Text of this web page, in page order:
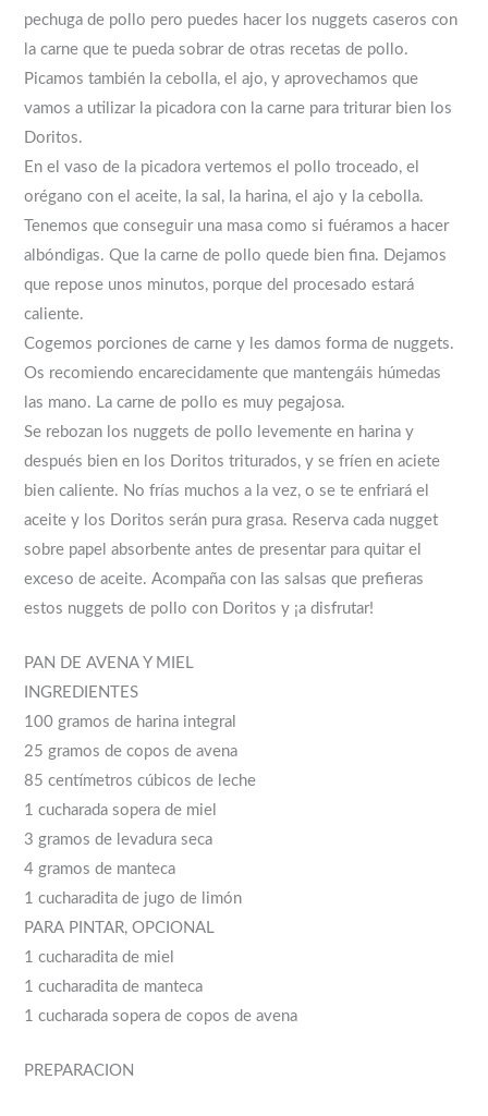
pechuga de pollo pero puedes hacer los nuggets caseros con
la carne que te pueda sobrar de otras recetas de pollo.
Picamos también la cebolla, el ajo, y aprovechamos que
vamos a utilizar la picadora con la carne para triturar bien los
Doritos.
En el vaso de la picadora vertemos el pollo troceado, el
orégano con el aceite, la sal, la harina, el ajo y la cebolla.
Tenemos que conseguir una masa como si fuéramos a hacer
albóndigas. Que la carne de pollo quede bien fina. Dejamos
que repose unos minutos, porque del procesado estará
caliente.
Cogemos porciones de carne y les damos forma de nuggets.
Os recomiendo encarecidamente que mantengáis húmedas
las mano. La carne de pollo es muy pegajosa.
Se rebozan los nuggets de pollo levemente en harina y
después bien en los Doritos triturados, y se fríen en aciete
bien caliente. No frías muchos a la vez, o se te enfriará el
aceite y los Doritos serán pura grasa. Reserva cada nugget
sobre papel absorbente antes de presentar para quitar el
exceso de aceite. Acompaña con las salsas que prefieras
estos nuggets de pollo con Doritos y ¡a disfrutar!
PAN DE AVENA Y MIEL
INGREDIENTES
100 gramos de harina integral
25 gramos de copos de avena
85 centímetros cúbicos de leche
1 cucharada sopera de miel
3 gramos de levadura seca
4 gramos de manteca
1 cucharadita de jugo de limón
PARA PINTAR, OPCIONAL
1 cucharadita de miel
1 cucharadita de manteca
1 cucharada sopera de copos de avena
PREPARACION